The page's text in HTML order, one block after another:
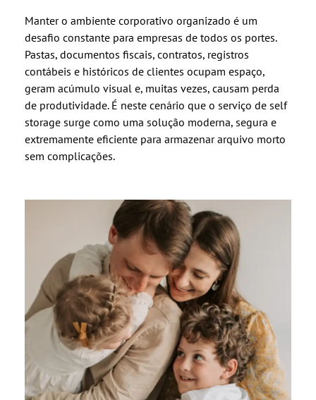
Manter o ambiente corporativo organizado é um
desafio constante para empresas de todos os portes.
Pastas, documentos fiscais, contratos, registros
contábeis e históricos de clientes ocupam espaço,
geram acúmulo visual e, muitas vezes, causam perda
de produtividade. É neste cenário que o serviço de self
storage surge como uma solução moderna, segura e
extremamente eficiente para armazenar arquivo morto
sem complicações.